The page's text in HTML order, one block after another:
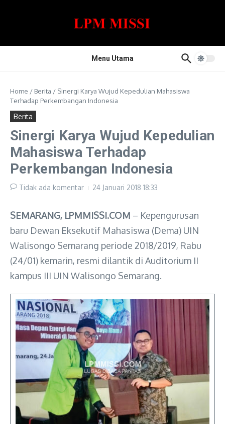
Menu Utama
Home / Berita / Sinergi Karya Wujud Kepedulian Mahasiswa
Terhadap Perkembangan Indonesia
Berita
Sinergi Karya Wujud Kepedulian
Mahasiswa Terhadap
Perkembangan Indonesia
Tidak ada komentar 24 Januari 2018 18:33
SEMARANG, LPMMISSI.COM – Kepengurusan
baru Dewan Eksekutif Mahasiswa (Dema) UIN
Walisongo Semarang periode 2018/2019, Rabu
(24/01) kemarin, resmi dilantik di Auditorium II
kampus III UIN Walisongo Semarang.